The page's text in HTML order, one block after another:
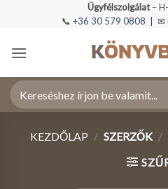
Ügyfélszolgálat–
📞 +36 30 579 0808 | ✉
Keresés
a
KEZDŐLAP / SZERZŐK /